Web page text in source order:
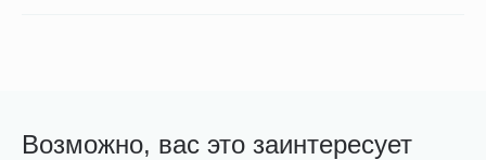
Возможно, вас это заинтересует